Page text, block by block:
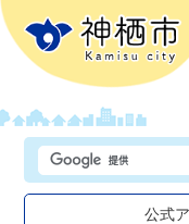
公式